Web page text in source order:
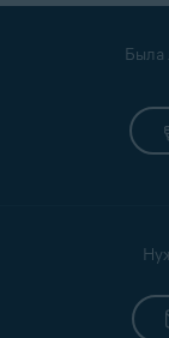
Была